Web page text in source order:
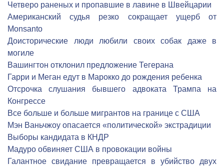
Четверо раненых и пропавшие в лавине в Швейцарии
Американский судья резко сокращает ущерб от
Monsanto
Доисторические люди любили своих собак даже в
могиле
Вашингтон отклонил предложение Тегерана
Гарри и Меган едут в Марокко до рождения ребенка
Отсрочка слушания бывшего адвоката Трампа на
Конгрессе
Все больше и больше мигрантов на границе с США
Мэн Ваньчжоу опасается «политической» экстрадиции
Выборы кандидата в КНДР
Мадуро обвиняет США в провокации войны
Галантное свидание превращается в убийство двух